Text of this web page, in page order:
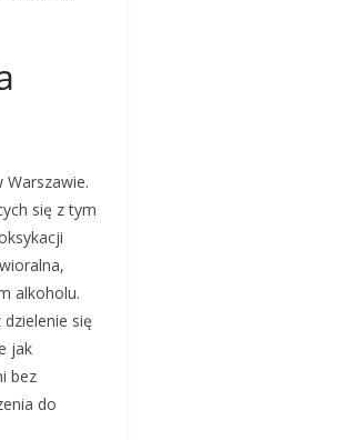
się z tym
alkoholu.
się
jak
bez
do